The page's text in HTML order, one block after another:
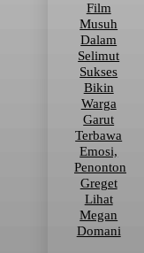
Film
Musuh
Dalam
Selimut
Sukses
Bikin
Warga
Garut
Terbawa
Emosi,
Penonton
Greget
Lihat
Megan
Domani